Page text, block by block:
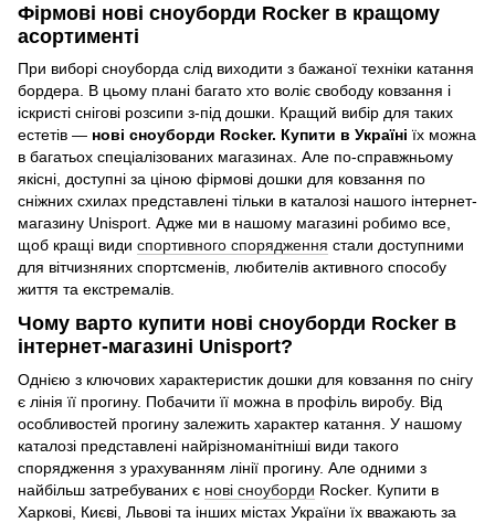
Фірмові нові сноуборди Rocker в кращому
асортименті
При виборі сноуборда слід виходити з бажаної техніки катання
бордера. В цьому плані багато хто воліє свободу ковзання і
іскристі снігові розсипи з-під дошки. Кращий вибір для таких
естетів — нові сноуборди Rocker. Купити в Україні їх можна
в багатьох спеціалізованих магазинах. Але по-справжньому
якісні, доступні за ціною фірмові дошки для ковзання по
сніжних схилах представлені тільки в каталозі нашого інтернет-
магазину Unisport. Адже ми в нашому магазині робимо все,
щоб кращі види спортивного спорядження стали доступними
для вітчизняних спортсменів, любителів активного способу
життя та екстремалів.
Чому варто купити нові сноуборди Rocker в
інтернет-магазині Unisport?
Однією з ключових характеристик дошки для ковзання по снігу
є лінія її прогину. Побачити її можна в профіль виробу. Від
особливостей прогину залежить характер катання. У нашому
каталозі представлені найрізноманітніші види такого
спорядження з урахуванням лінії прогину. Але одними з
найбільш затребуваних є нові сноуборди Rocker. Купити в
Харкові, Києві, Львові та інших містах України їх вважають за